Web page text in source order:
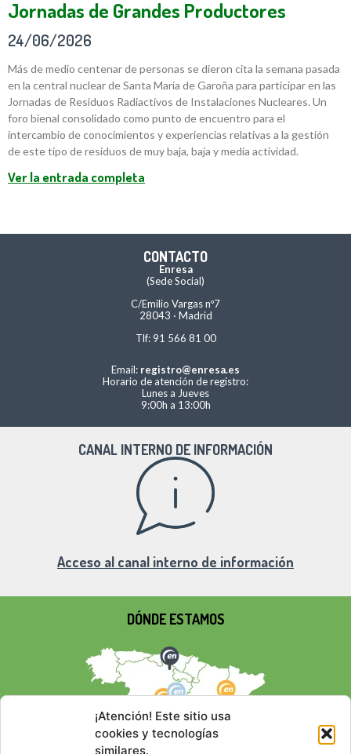
¡Atención! Este sitio usa
cookies y tecnologías
similares.
Jornadas de Grandes Productores
24/06/2026
Más de medio centenar de personas se dieron cita la semana pasada
en la central nuclear de Santa María de Garoña para participar en las
Jornadas de Residuos Radiactivos de Instalaciones Nucleares. Un
foro bienal consolidado como punto de encuentro para el
intercambio de conocimientos y experiencias relativas a la gestión
de este tipo de residuos de muy baja, baja y media actividad.
Ver la entrada completa
CONTACTO
Enresa
(Sede Social)
C/Emilio Vargas nº7
28043 · Madrid
Tlf: 91 566 81 00
Email: registro@enresa.es
Horario de atención de registro:
Lunes a Jueves
9:00h a 13:00h
CANAL INTERNO DE INFORMACIÓN
Acceso al canal interno de información
DÓNDE ESTAMOS